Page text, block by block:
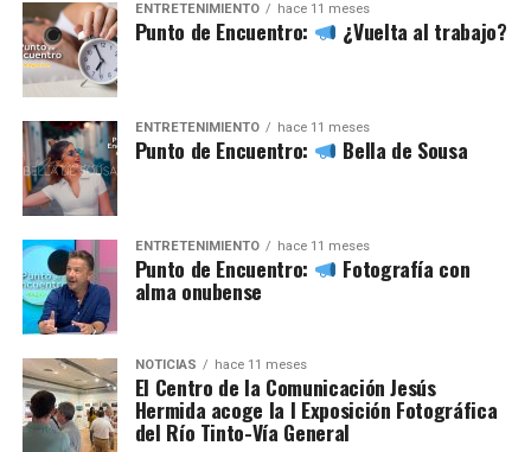
ENTRETENIMIENTO hace 11 meses
Punto de Encuentro: ¿Vuelta al trabajo?
ENTRETENIMIENTO hace 11 meses
Punto de Encuentro: Bella de Sousa
ENTRETENIMIENTO hace 11 meses
Punto de Encuentro: Fotografía con
alma onubense
NOTICIAS hace 11 meses
El Centro de la Comunicación Jesús
Hermida acoge la I Exposición Fotográfica
del Río Tinto-Vía General